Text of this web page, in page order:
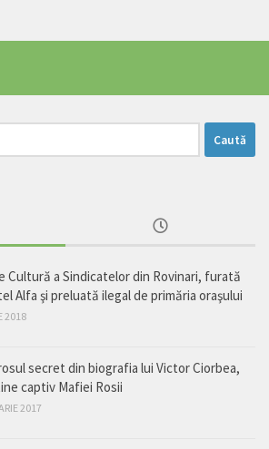
Cultură a Sindicatelor din Rovinari, furată
Alfa şi preluată ilegal de primăria oraşului
2018
secret din biografia lui Victor Ciorbea,
captiv Mafiei Rosii
2017